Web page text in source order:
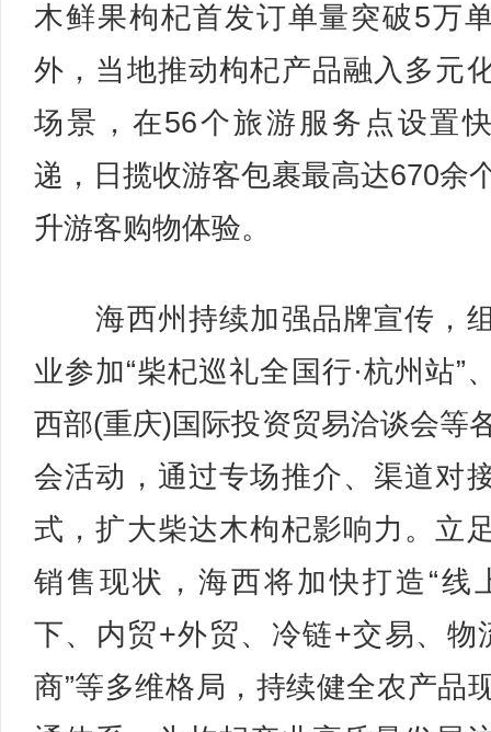
木鲜果枸杞首发订单量突破5万
外，当地推动枸杞产品融入多元
场景，在56个旅游服务点设置
递，日揽收游客包裹最高达670余
升游客购物体验。
海西州持续加强品牌宣传，
业参加“柴杞巡礼全国行·杭州站”
西部(重庆)国际投资贸易洽谈会等
会活动，通过专场推介、渠道对
式，扩大柴达木枸杞影响力。立
销售现状，海西将加快打造“线
下、内贸+外贸、冷链+交易、物
商”等多维格局，持续健全农产品